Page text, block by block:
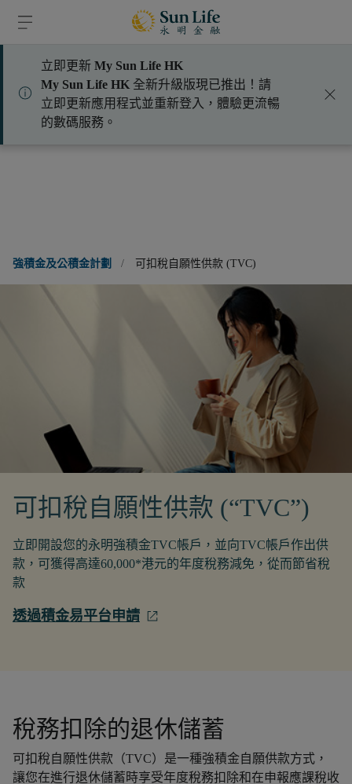
立即更新 My Sun Life HK
My Sun Life HK 全新升級版現已推出！請
立即更新應用程式並重新登入，體驗更流暢
的數碼服務。
強積金及公積金計劃 / 可扣稅自願性供款 (TVC)
可扣稅自願性供款 (“TVC”)
立即開設您的永明強積金TVC帳戶，並向TVC帳戶作出供
款，可獲得高達60,000*港元的年度稅務減免，從而節省稅
款
透過積金易平台申請
Select a title
透過積金易平台申請
稅務扣除的退休儲蓄
可扣稅自願性供款（TVC）是一種強積金自願供款方式，
讓您在進行退休儲蓄時享受年度稅務扣除和在申報應課稅收